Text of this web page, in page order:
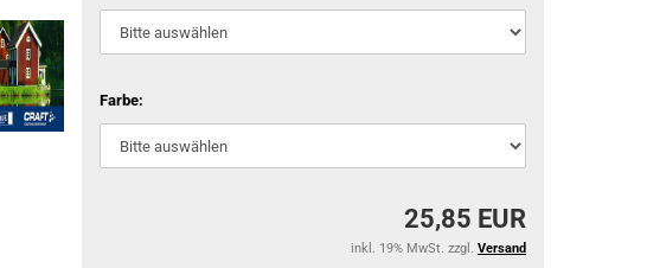
Farbe:
25,85 EUR
inkl. 19% MwSt. zzgl. Versand